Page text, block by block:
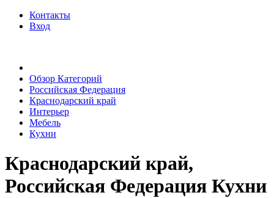
Контакты
Вход
Обзор Категорий
Российская Федерация
Краснодарский край
Интерьер
Мебель
Кухни
Краснодарский край,
Российская Федерация Кухни